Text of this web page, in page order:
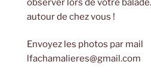
observer lors de votre
autour de chez vous !
Envoyez les photos par mail
lfachamalieres@gmail.com